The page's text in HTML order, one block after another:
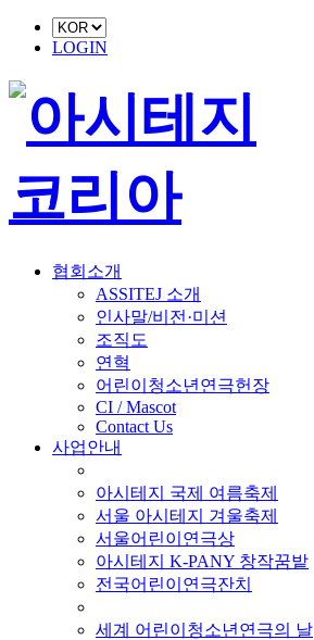
LOGIN
협회소개
ASSITEJ 소개
인사말/비전·미션
조직도
연혁
어린이청소년연극헌장
CI / Mascot
Contact Us
사업안내
아시테지 국제 여름축제
서울 아시테지 겨울축제
서울어린이연극상
아시테지 K-PANY 창작꿈밭
전국어린이연극잔치
세계 어린이청소년연극의 날